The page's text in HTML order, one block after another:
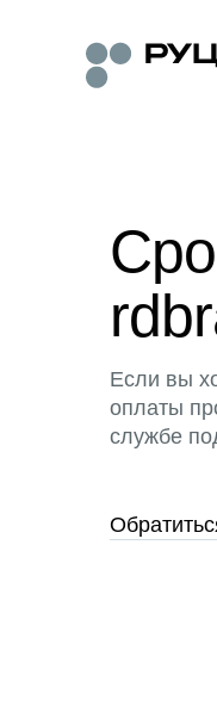
Если вы
оплаты
службе